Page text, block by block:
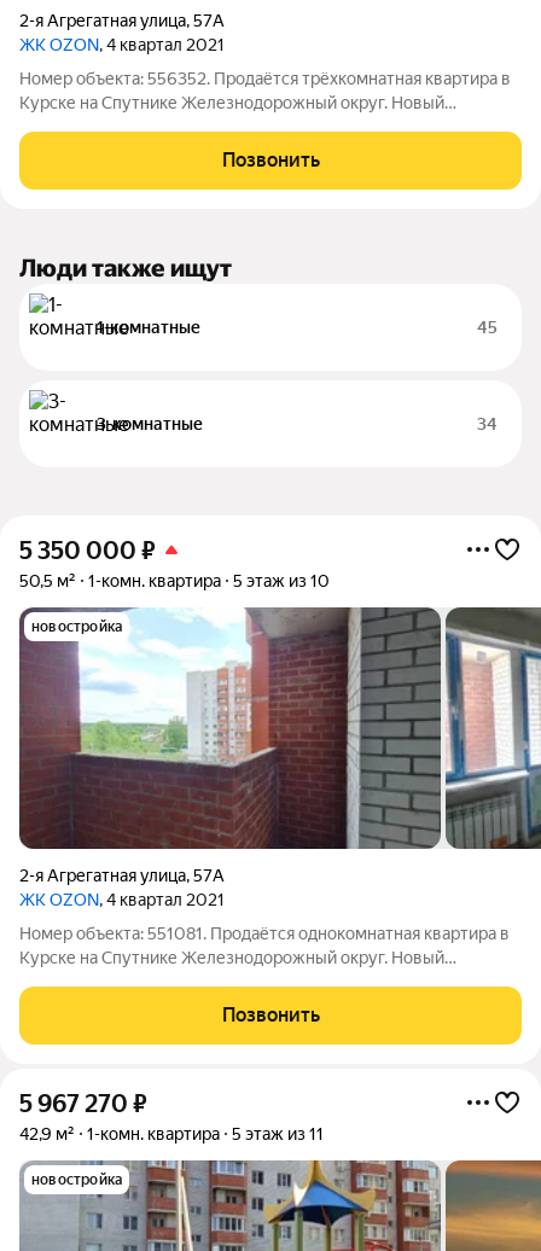
2-я Агрегатная улица,57А
ЖК OZON, 4 квартал 2021
Номер объекта: 556352. Продаётся трёхкомнатная квартира в
Курске на Спутнике Железнодорожный округ. Новый
Вашу недвижимость под реализацию. Квартира с
предчистовой отделкой, поквартирное отопление,
Позвонить
Люди также ищут
1-комнатные 45
3-комнатные 34
5 350 000 ₽
50,5 м² 1-комн. квартира 5 этаж из 10
новостройка
2-я Агрегатная улица,57А
ЖК OZON, 4 квартал 2021
Номер объекта: 551081. Продаётся однокомнатная квартира в
Курске на Спутнике Железнодорожный округ. Новый
Вашу недвижимость под реализацию. Квартира не угловая с
черновой отделкой, окна и трубы
Позвонить
5 967 270 ₽
42,9 м² 1-комн. квартира 5 этаж из 11
новостройка